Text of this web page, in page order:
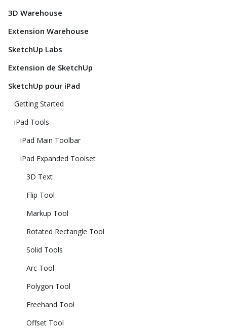
3D Warehouse
Extension Warehouse
SketchUp Labs
Extension de SketchUp
SketchUp pour iPad
Getting Started
iPad Tools
iPad Main Toolbar
iPad Expanded Toolset
3D Text
Flip Tool
Markup Tool
Rotated Rectangle Tool
Solid Tools
Arc Tool
Polygon Tool
Freehand Tool
Offset Tool